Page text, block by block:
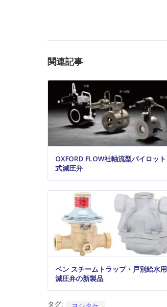
関連記事
OXFORD FLOW社軸流型パイロット
式減圧弁
ベン スチームトラップ・戸別給水用
減圧弁の新製品
タグ: